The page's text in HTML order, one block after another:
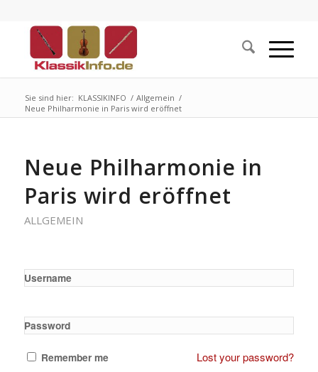
Sie sind hier: KLASSIKINFO / Allgemein /
Neue Philharmonie in Paris wird eröffnet
Neue Philharmonie in
Paris wird eröffnet
ALLGEMEIN
Username
Password
Remember me Lost your password?